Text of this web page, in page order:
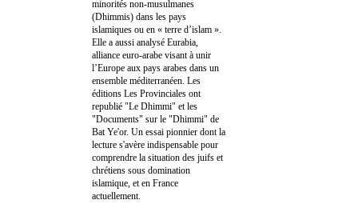
minorités non-musulmanes
(Dhimmis) dans les pays
islamiques ou en « terre d’islam ».
Elle a aussi analysé Eurabia,
alliance euro-arabe visant à unir
l’Europe aux pays arabes dans un
ensemble méditerranéen. Les
éditions Les Provinciales ont
republié "Le Dhimmi" et les
"Documents" sur le "Dhimmi" de
Bat Ye'or. Un essai pionnier dont la
lecture s'avère indispensable pour
comprendre la situation des juifs et
chrétiens sous domination
islamique, et en France
actuellement.